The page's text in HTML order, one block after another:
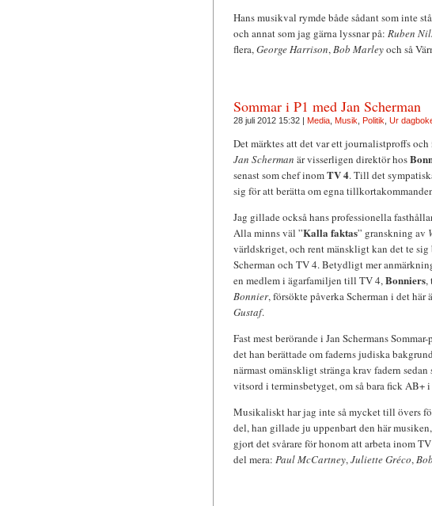
Hans musikval rymde både sådant som inte
och annat som jag gärna lyssnar på: Ruben
flera,George Harrison,Bob Marleyoch så
Sommar i P1 med Jan Scherman
28 juli 2012 15:32 | Media, Musik Politik Ur
Det märktes att det var ett journalistproffs
Jan Scherman är visserligen direktör hos
senast som chef inomTV 4. Till det
sig för att berätta om egna
Jag gillade också hans professionella
Alla minns väl ”Kalla faktas” granskning av
världskriget, och rent mänskligt kan det te
Scherman och TV 4. Betydligt mer
en medlem i ägarfamiljen till TV 4,Bonniers,
Bonnier, försökte påverka Scherman i det här
Gustaf.
Fast mest berörande i Jan Schermans
det han berättade om faderns judiska
närmast omänskligt stränga krav fadern
vitsord i terminsbetyget, om så bara fick AB+
Musikaliskt har jag inte så mycket till övers
del, han gillade ju uppenbart den här
gjort det svårare för honom att arbeta inom
del mera: Paul McCartney,Juliette Gréco,